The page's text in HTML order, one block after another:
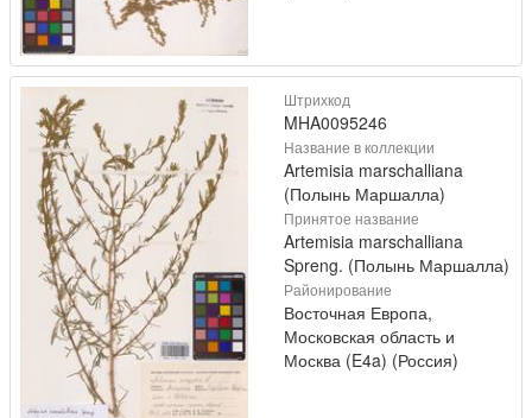
Штрихкод
MHA0095246
Название в коллекции
Artemisia marschalliana
(Полынь Маршалла)
Принятое название
Artemisia marschalliana
Spreng. (Полынь Маршалла)
Районирование
Восточная Европа,
Московская область и
Москва (E4a) (Россия)